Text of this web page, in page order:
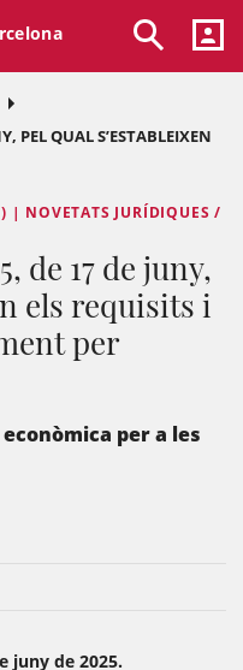
PEL QUAL S’ESTABLEIXEN
| NOVETATS JURÍDIQUES /
de 17 de juny,
els requisits i
per
per a les
juny de 2025.